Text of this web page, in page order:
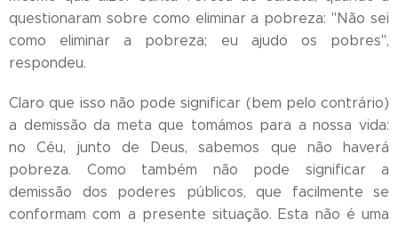
questionaram sobre como eliminar a pobreza: "Não sei
como eliminar a pobreza; eu ajudo os pobres",
respondeu.
Claro que isso não pode significar (bem pelo contrário)
a demissão da meta que tomámos para a nossa vida:
no Céu, junto de Deus, sabemos que não haverá
pobreza. Como também não pode significar a
demissão dos poderes públicos, que facilmente se
conformam com a presente situação. Esta não é uma